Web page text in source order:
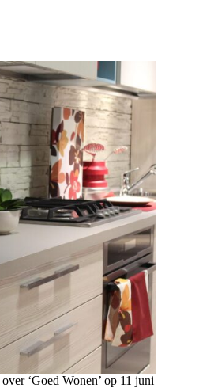
‘Goed Wonen’ op 11 juni